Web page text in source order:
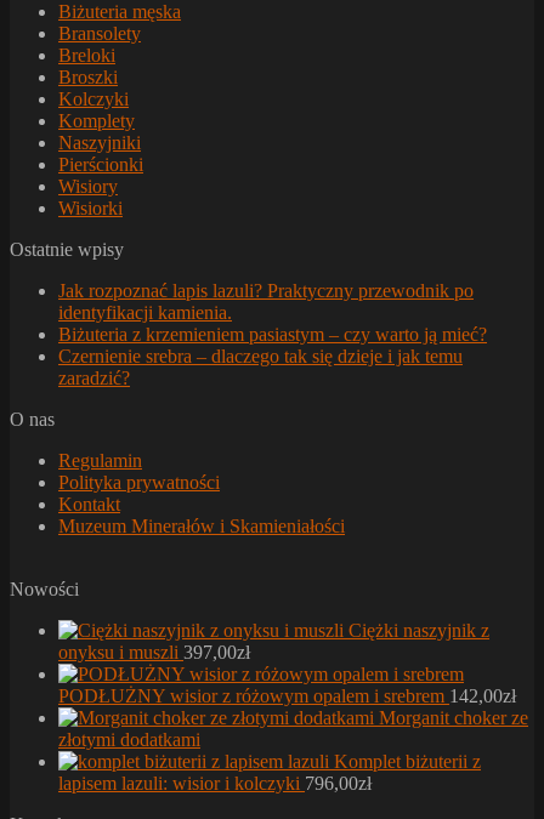
Biżuteria męska
Bransolety
Breloki
Broszki
Kolczyki
Komplety
Naszyjniki
Pierścionki
Wisiory
Wisiorki
Ostatnie wpisy
Jak rozpoznać lapis lazuli? Praktyczny przewodnik po
identyfikacji kamienia.
Biżuteria z krzemieniem pasiastym – czy warto ją mieć?
Czernienie srebra – dlaczego tak się dzieje i jak temu
zaradzić?
O nas
Regulamin
Polityka prywatności
Kontakt
Muzeum Minerałów i Skamieniałości
Nowości
Ciężki naszyjnik z
onyksu i muszli 397,00zł
PODŁUŻNY wisior z różowym opalem i srebrem 142,00zł
Morganit choker ze
złotymi dodatkami
Komplet biżuterii z
lapisem lazuli: wisior i kolczyki 796,00zł